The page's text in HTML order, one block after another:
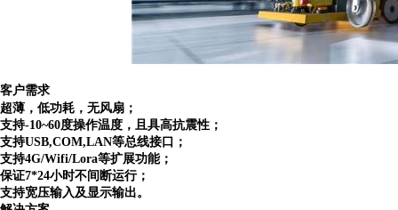
客户需求
超薄，低功耗，无风扇；
支持-10~60度操作温度，且具高抗震性；
支持USB,COM,LAN等总线接口；
支持4G/Wifi/Lora等扩展功能；
保证7*24小时不间断运行；
支持宽压输入及显示输出。